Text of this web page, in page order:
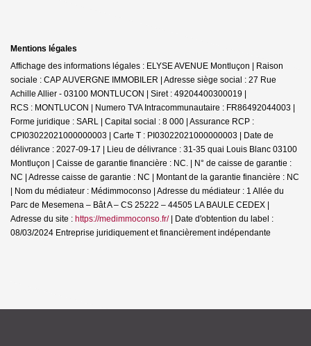
Mentions légales
Affichage des informations légales : ELYSE AVENUE Montluçon | Raison
sociale : CAP AUVERGNE IMMOBILER | Adresse siège social : 27 Rue
Achille Allier - 03100 MONTLUCON | Siret : 49204400300019 |
RCS : MONTLUCON | Numero TVA Intracommunautaire : FR86492044003 |
Forme juridique : SARL | Capital social : 8 000 | Assurance RCP :
CPI03022021000000003 | Carte T : PI03022021000000003 | Date de
délivrance : 2027-09-17 | Lieu de délivrance : 31-35 quai Louis Blanc 03100
Montluçon | Caisse de garantie financière : NC. | N° de caisse de garantie :
NC | Adresse caisse de garantie : NC | Montant de la garantie financière : NC
| Nom du médiateur : Médimmoconso | Adresse du médiateur : 1 Allée du
Parc de Mesemena – Bât A – CS 25222 – 44505 LA BAULE CEDEX |
Adresse du site : https://medimmoconso.fr/| Date d'obtention du label :
08/03/2024 Entreprise juridiquement et financièrement indépendante